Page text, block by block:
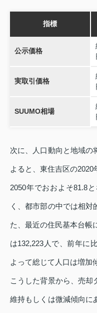
指標
公示価格
実取引価格
SUUMO相場
次に、人口動向と地域の
よると、東住吉区の2020
2050年でおおよそ81.8
く、都市部の中では相対
た、最近の住民基本台帳
は132,223人で、前年に
よって総じて人口は増加
こうした背景から、売却
維持もしくは微減傾向に